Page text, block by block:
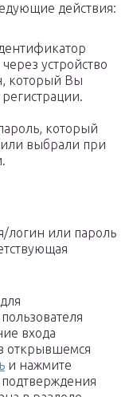
действия:
устройство
который Вы
который
выбрали при
логин или пароль
входа
открывшемся
и нажмите
подтверждения